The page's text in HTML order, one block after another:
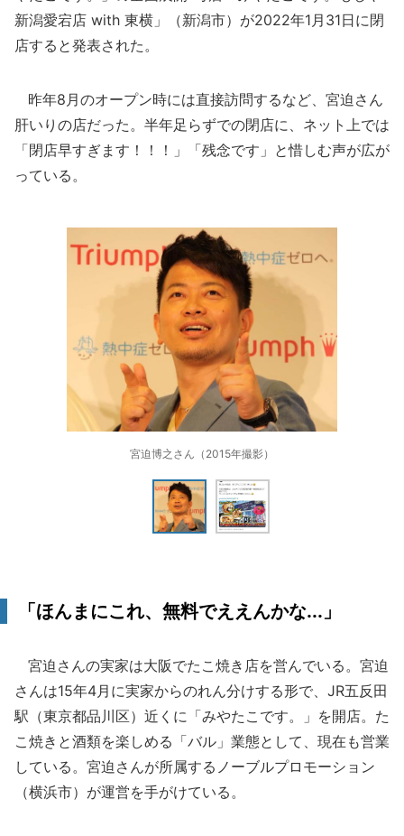
新潟愛宕店 with 東横」（新潟市）が2022年1月31日に閉
店すると発表された。
昨年8月のオープン時には直接訪問するなど、宮迫さん
肝いりの店だった。半年足らずでの閉店に、ネット上では
「閉店早すぎます！！！」「残念です」と惜しむ声が広が
っている。
宮迫博之さん（2015年撮影）
「ほんまにこれ、無料でええんかな...」
宮迫さんの実家は大阪でたこ焼き店を営んでいる。宮迫
さんは15年4月に実家からのれん分けする形で、JR五反田
駅（東京都品川区）近くに「みやたこです。」を開店。た
こ焼きと酒類を楽しめる「バル」業態として、現在も営業
している。宮迫さんが所属するノーブルプロモーション
（横浜市）が運営を手がけている。